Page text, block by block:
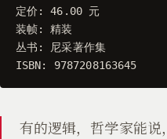
定价 : 46.00 元
装帧:
精装
丛书 :
尼采著作集
ISBN: 9787208163645
有的逻辑，哲学家能